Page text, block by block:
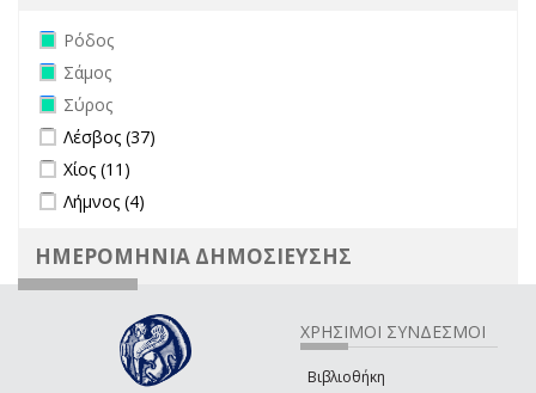
Remove Ρόδος filter
Ρόδος
Remove Σάμος filter
Σάμος
Remove Σύρος filter
Σύρος
Apply Λέσβος filter
Λέσβος (37)
Apply Χίος filter
Χίος (11)
Apply Λήμνος filter
Λήμνος (4)
ΗΜΕΡΟΜΗΝΙΑ ΔΗΜΟΣΙΕΥΣΗΣ
ΧΡΗΣΙΜΟΙ ΣΥΝΔΕΣΜΟΙ
Βιβλιοθήκη